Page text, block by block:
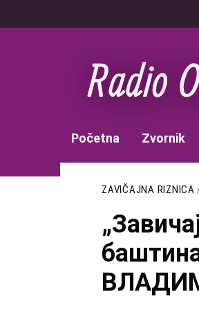
na
NAVIGATION
Početna Zvornik
ZAVIČAJNA RIZNICA